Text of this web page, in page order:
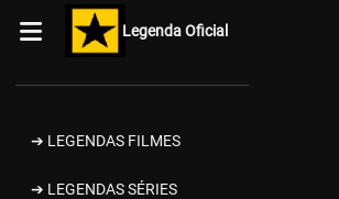
Legenda Oficial
➔ LEGENDAS FILMES
➔ LEGENDAS SÉRIES